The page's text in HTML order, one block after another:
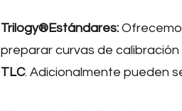
Trilogy®Estándares:
preparar curvas de
TLC. Adicionalmente pueden